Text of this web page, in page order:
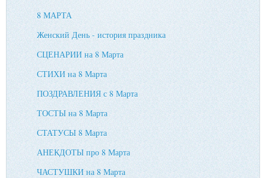
8 МАРТА
Женский День - история праздника
СЦЕНАРИИ на 8 Марта
СТИХИ на 8 Марта
ПОЗДРАВЛЕНИЯ с 8 Марта
ТОСТЫ на 8 Марта
СТАТУСЫ 8 Марта
АНЕКДОТЫ про 8 Марта
ЧАСТУШКИ на 8 Марта